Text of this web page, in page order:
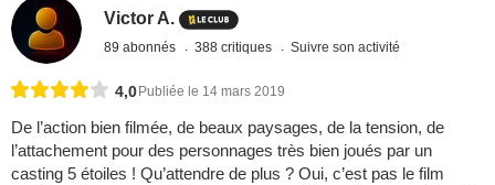
Victor A.
89 abonnés 388 critiques Suivre son activité
4,0 Publiée le 14 mars 2019
De l’action bien filmée, de beaux paysages, de la tension, de
l’attachement pour des personnages très bien joués par un
casting 5 étoiles ! Qu’attendre de plus ? Oui, c’est pas le film